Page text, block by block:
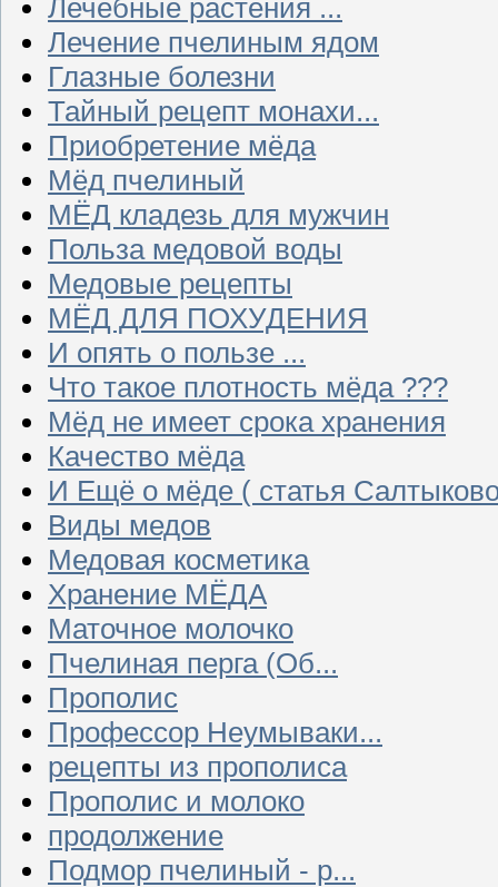
Лечебные растения ...
Лечение пчелиным ядом
Глазные болезни
Тайный рецепт монахи...
Приобретение мёда
Мёд пчелиный
МЁД кладезь для мужчин
Польза медовой воды
Медовые рецепты
МЁД ДЛЯ ПОХУДЕНИЯ
И опять о пользе ...
Что такое плотность мёда ???
Мёд не имеет срока хранения
Качество мёда
И Ещё о мёде ( статья
Виды медов
Медовая косметика
Хранение МЁДА
Маточное молочко
Пчелиная перга (Об...
Прополис
Профессор Неумываки...
рецепты из прополиса
Прополис и молоко
продолжение
Подмор пчелиный - р...